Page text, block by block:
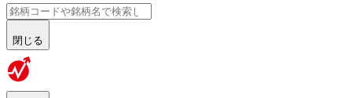
閉じる